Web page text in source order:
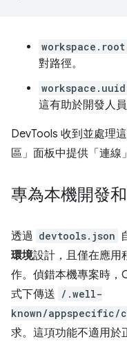
workspace.root
對路徑。
workspace.uuid
這有助於開發人
DevTools 收到並處理
區」面板中提供「連線」
專為本機開發
透過 devtools.json
環境設計，且僅在應用
作。偵錯本機專案時，
式下傳送 /.well-
known/appspecific/
求。這項功能不適用於